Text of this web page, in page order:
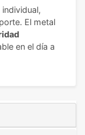
El metal
en el día a